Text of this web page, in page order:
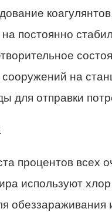
постоянно
на
для отправки
процентов всех
используют хлор
обеззараживания